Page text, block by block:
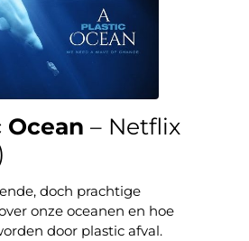
Ocean – Netflix
doch prachtige
onze oceanen en hoe
door plastic afval.